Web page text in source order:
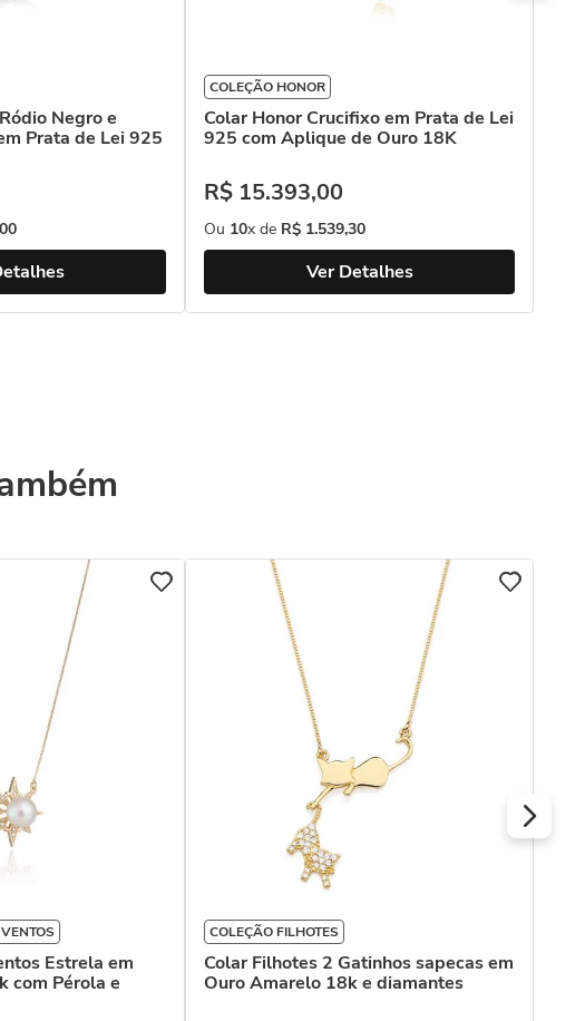
Negro e
Prata de Lei 925
00
COLEÇÃO HONOR
Colar Honor Crucifixo em Prata de Lei
925 com Aplique de Ouro 18K
R$ 15.393,00
Ou 10x de R$ 1.539,30
Ver Detalhes
Estrela em
com Pérola e
COLEÇÃO FILHOTES
Colar Filhotes 2 Gatinhos sapecas em
Ouro Amarelo 18k e diamantes